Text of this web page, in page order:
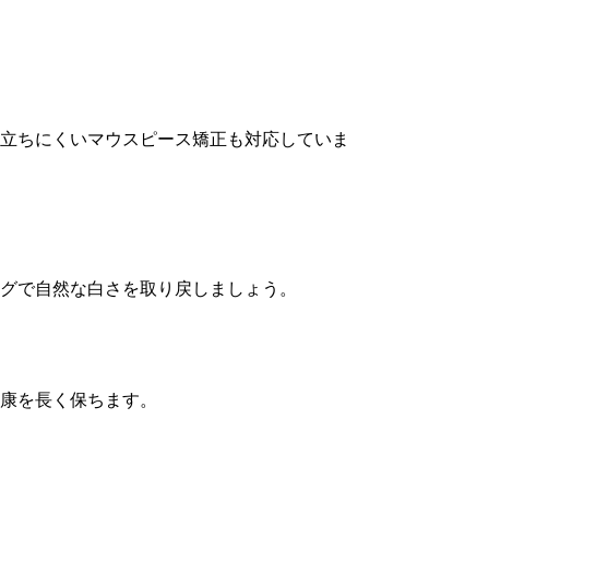
ちにくいマウスピース矯正も対応していま
で自然な白さを取り戻しましょう。
を長く保ちます。